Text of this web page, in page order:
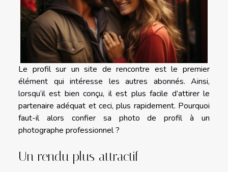
Le profil sur un site de rencontre est le premier
élément qui intéresse les autres abonnés. Ainsi,
lorsqu’il est bien conçu, il est plus facile d’attirer le
partenaire adéquat et ceci, plus rapidement. Pourquoi
faut-il alors confier sa photo de profil à un
photographe professionnel ?
Un rendu plus attractif